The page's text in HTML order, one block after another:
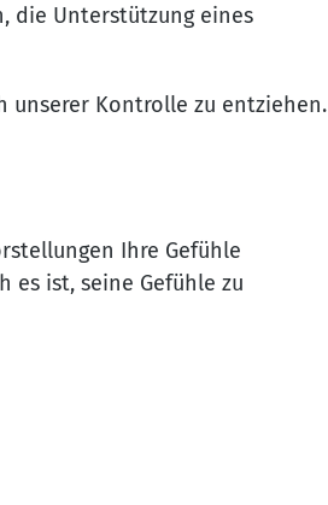
die Unterstützung eines
unserer Kontrolle zu entziehen.
Ihre Gefühle
es ist, seine Gefühle zu